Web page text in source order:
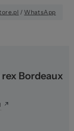
/ WhatsApp
Bordeaux